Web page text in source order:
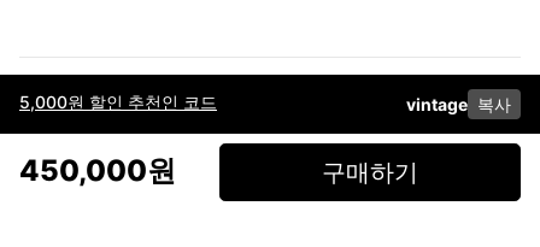
5,000원 할인 추천인 코드 vintage 복사
450,000원 구매하기
이용약관고객센터판매개인정보 처리방침사업자 정보다운로드
페이스북